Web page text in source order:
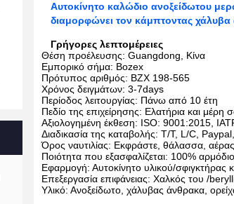
Αυτοκίνητο καλώδιο ανοξείδωτου
διαμορφώνει τον κάμπτοντας χάλυβα
Γρήγορες λεπτομέρειες
Θέση προέλευσης: Guangdong, Κίνα
Εμπορικό σήμα: Bozex
Πρότυπος αριθμός: BZX 198-565
Χρόνος δειγμάτων: 3-7days
Περίοδος λειτουργίας: Πάνω από 10 έτη
Πεδίο της επιχείρησης: Ελατήρια και μέρη
Αξιολογημένη έκθεση: ISO: 9001:2015,
Διαδικασία της καταβολής: T/T, L/C,
Όρος ναυτιλίας: Εκφράστε, θάλασσα, αέρας
Ποιότητα που εξασφαλίζεται: 100%
Εφαρμογή: Αυτοκίνητο υλικού/
Επεξεργασία επιφάνειας: Χαλκός του /
Υλικό: Ανοξείδωτο, χάλυβας άνθρακα,